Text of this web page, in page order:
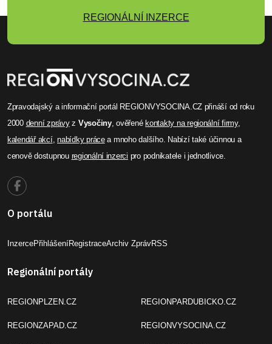
REGIONÁLNÍ INZERCE
Zpravodajský a informační portál REGIONVYSOCINA.CZ přináší od roku
2000 denní zprávyz Vysočiny, ověřené kontakty na regionální firmy,
kalendář akcí,nabídky prácea mnoho dalšího. Nabízí také účinnou a
cenově dostupnou regionální inzerci pro podnikatele i jednotlivce.
O portálu
InzercePřihlášeníRegistraceArchiv ZprávRSS
Regionální portály
REGIONPLZEN.CZ
REGIONZAPAD.CZ
REGIONPARDUBICKO.CZ
REGIONVYSOCINA.CZ